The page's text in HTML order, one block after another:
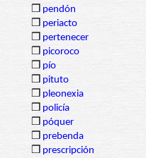
❒ pendón
❒ periacto
❒ pertenecer
❒ picoroco
❒ pío
❒ pituto
❒ pleonexia
❒ policía
❒ póquer
❒ prebenda
❒ prescripción